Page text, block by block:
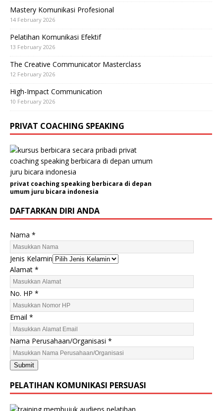
Mastery Komunikasi Profesional
14 February 2026
Pelatihan Komunikasi Efektif
13 February 2026
The Creative Communicator Masterclass
12 February 2026
High-Impact Communication
10 February 2026
PRIVAT COACHING SPEAKING
privat coaching speaking berbicara di depan
umum juru bicara indonesia
DAFTARKAN DIRI ANDA
P
e
r
u
s
a
h
a
a
n
/
O
a
Nama *
Jenis Kelamin
Alamat *
No. HP *
Email *
Nama Perusahaan/Organisasi *
Submit
PELATIHAN KOMUNIKASI PERSUASI